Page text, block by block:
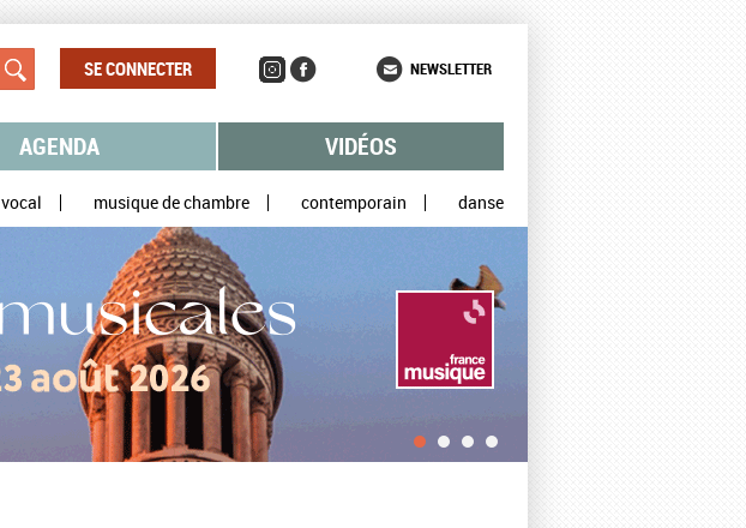
SE CONNECTER NEWSLETTER
AGENDA VIDÉOS
vocal musique de chambre contemporain danse